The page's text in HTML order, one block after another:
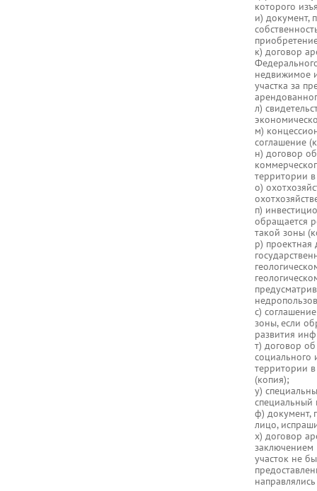
которого
и) документ,
к) договор
недвижимое
участка за
л)
м)
соглашение
н) договор
территории
о)
п)
обращается
такой зоны
р) проектная
с)
зоны, если
развития
т) договор
социального
территории
(копия);
у)
специальный
ф) документ,
лицо,
х) договор
заключением
участок не